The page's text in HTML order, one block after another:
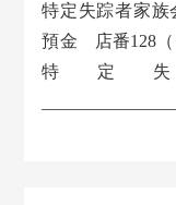
特定失踪者家
預金 店番128
特定